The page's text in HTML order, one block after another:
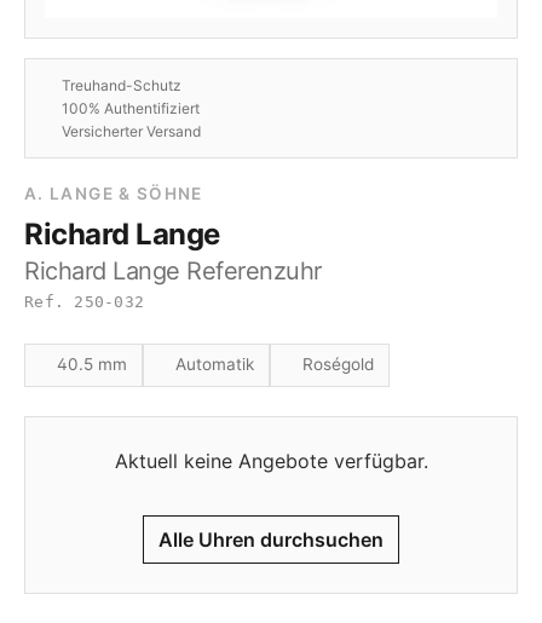
Treuhand-Schutz
100% Authentifiziert
Versicherter Versand
A. LANGE & SÖHNE
Richard Lange
Richard Lange Referenzuhr
Ref. 250-032
40.5 mm Automatik Roségold
Aktuell keine Angebote verfügbar.
Alle Uhren durchsuchen